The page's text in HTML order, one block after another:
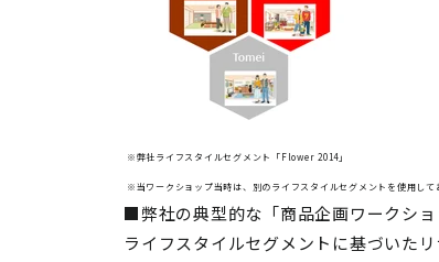
※弊社ライフスタイルセグメント「Flower 2014」
※当ワークショップ当時は、別のライフスタイルセグメントを使用して
■弊社の典型的な「商品企画ワークシ
ライフスタイルセグメントに基づいた